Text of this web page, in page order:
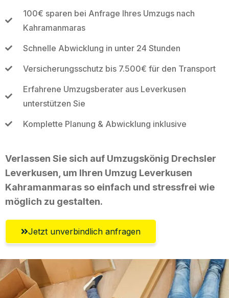
100€ sparen bei Anfrage Ihres Umzugs nach
Kahramanmaras
Schnelle Abwicklung in unter 24 Stunden
Versicherungsschutz bis 7.500€ für den Transport
Erfahrene Umzugsberater aus Leverkusen
unterstützen Sie
Komplette Planung & Abwicklung inklusive
Verlassen Sie sich auf Umzugskönig Drechsler
Leverkusen, um Ihren Umzug Leverkusen
Kahramanmaras so einfach und stressfrei wie
möglich zu gestalten.
Jetzt unverbindlich anfragen